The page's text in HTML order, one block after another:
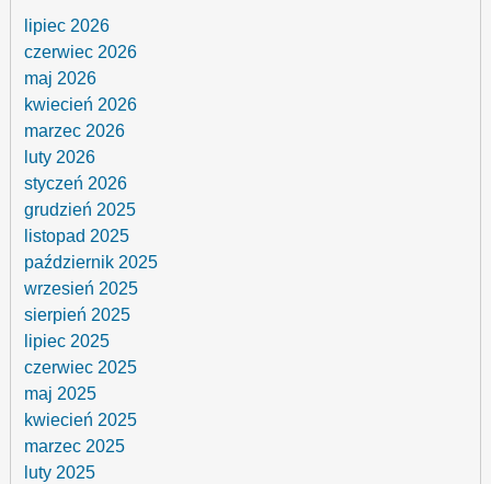
lipiec 2026
czerwiec 2026
maj 2026
kwiecień 2026
marzec 2026
luty 2026
styczeń 2026
grudzień 2025
listopad 2025
październik 2025
wrzesień 2025
sierpień 2025
lipiec 2025
czerwiec 2025
maj 2025
kwiecień 2025
marzec 2025
luty 2025